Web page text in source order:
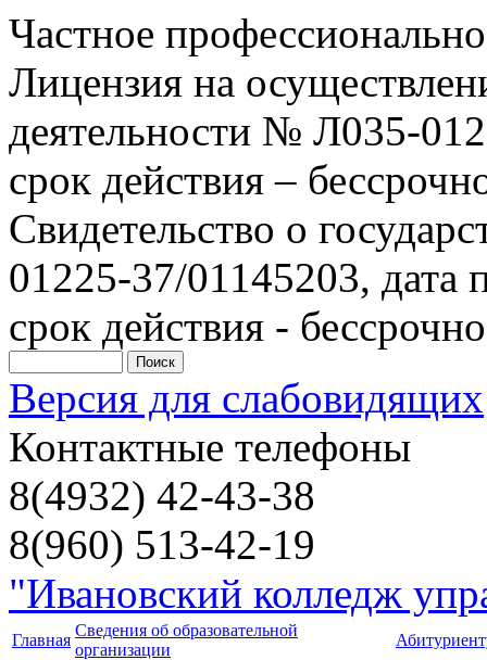
Частное
Лицензия на
деятельности № Л035-
срок действия –
Свидетельство о
01225-37/01145203, дата
срок действия - бессрочно
Версия для слабовидящих
Контактные телефоны
8(4932) 42-43-38
8(960) 513-42-19
"Ивановский колледж
Главная
Сведения об образовательной
организации